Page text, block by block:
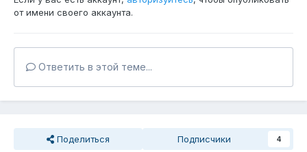
от имени своего аккаунта.
Ответить в этой теме...
Поделиться Подписчики 4